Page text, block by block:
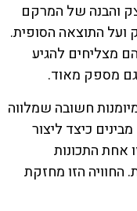
והבנה של המרקם
ועל התוצאה הסופית.
מצליחים להגיע
מספק מאוד.
חשובה שמלווה
כיצד ליצור
אחת התכונות
החוויה הזו מחזקת